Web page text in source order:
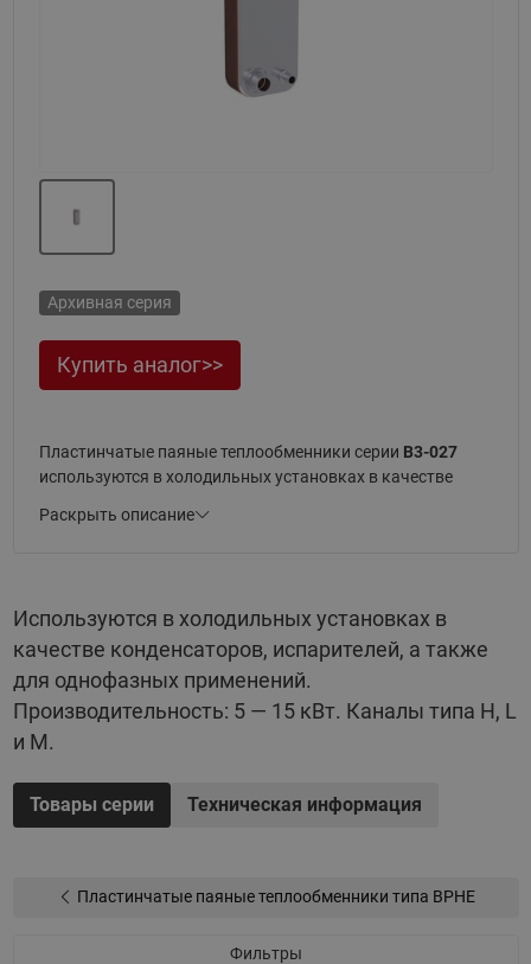
Архивная серия
Купить аналог>>
Пластинчатые паяные теплообменники серии B3-027
используются в холодильных установках в качестве
применений. Производительность: 5 — 15 кВт. Каналы
Основные параметры:
Материал пластин — нержавеющая сталь AISI 316L
Медный припой
Высокая эффективность
Широкий ряд присоединительных размеров
Высококвалифицированная техподдержка
Рабочие среды: негорючие хладагенты (HFC, HCFC),
Раскрыть описание
Используются в холодильных установках в
качестве конденсаторов, испарителей, а также
для однофазных применений.
Производительность: 5 — 15 кВт. Каналы типа H, L
и M.
Товары серии Техническая информация
Пластинчатые паяные теплообменники типа BPHE
Фильтры